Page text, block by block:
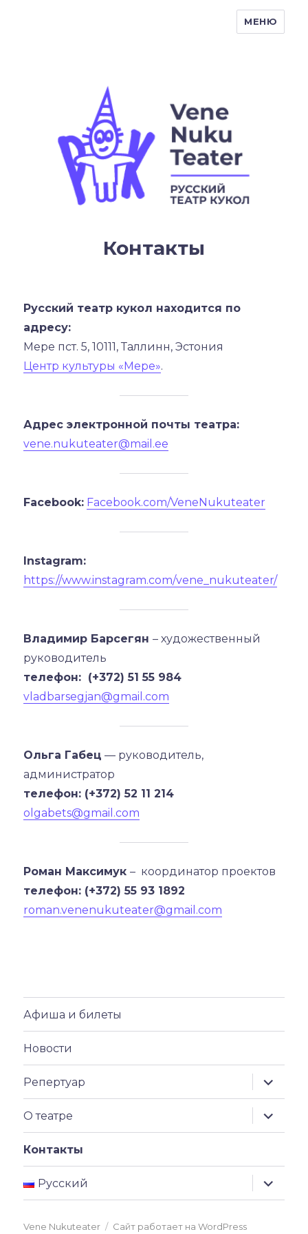
МЕНЮ
Контакты
Русский театр кукол находится по
адресу:
Мере пст. 5, 10111, Таллинн, Эстония
Центр культуры «Мере».
Адрес электронной почты театра:
vene.nukuteater@mail.ee
Facebook: Facebook.com/VeneNukuteater
Instagram:
https://www.instagram.com/vene_nukuteater/
Владимир Барсегян– художественный
руководитель
телефон: (+372) 51 55 984
vladbarsegjan@gmail.com
Ольга Габец — руководитель,
администратор
телефон: (+372) 52 11 214
olgabets@gmail.com
Роман Максимук– координатор проектов
телефон: (+372) 55 93 1892
roman.venenukuteater@gmail.com
Афиша и билеты
Новости
Репертуар
меню
О театре
меню
Контакты
Русский
меню
Vene Nukuteater Сайт работает на WordPress